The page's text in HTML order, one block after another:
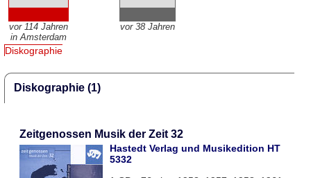
vor 114 Jahren
in Amsterdam
vor 38 Jahren
Diskographie
Diskographie (1)
Zeitgenossen Musik der Zeit 32
Hastedt Verlag und Musikedition HT
5332